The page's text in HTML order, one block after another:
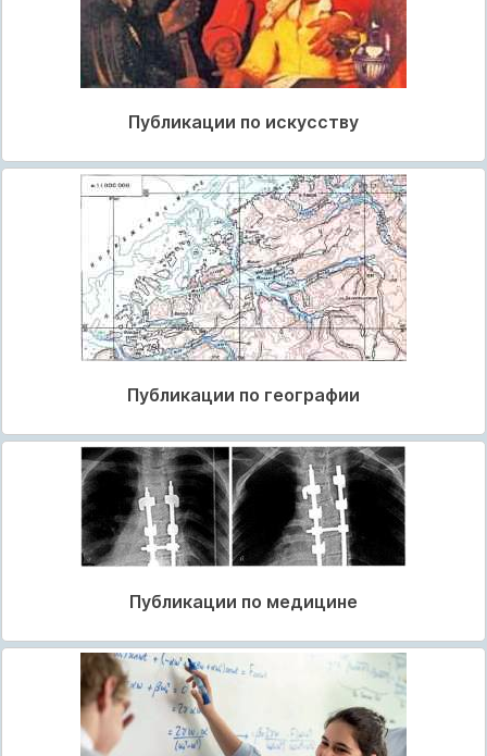
Публикации по искусству
Публикации по географии
Публикации по медицине